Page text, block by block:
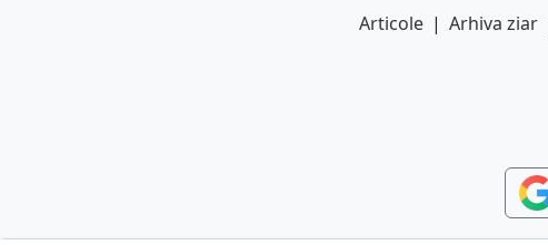
Articole | Arhiva ziar